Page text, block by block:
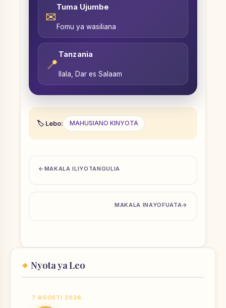
✉
Tuma Ujumbe
Fomu ya wasiliana
📍
Tanzania
Ilala, Dar es Salaam
Lebo: MAHUSIANO KINYOTA
MAKALA ILIYOTANGULIA
MAKALA INAYOFUATA
Nyota ya Leo
7 AGOSTI 2026